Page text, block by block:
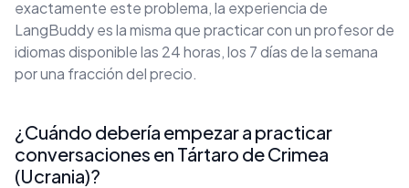
exactamente este problema, la experiencia de
LangBuddy es la misma que practicar con un profesor de
idiomas disponible las 24 horas, los 7 días de la semana
por una fracción del precio.
¿Cuándo debería empezar a practicar
conversaciones en Tártaro de Crimea
(Ucrania)?